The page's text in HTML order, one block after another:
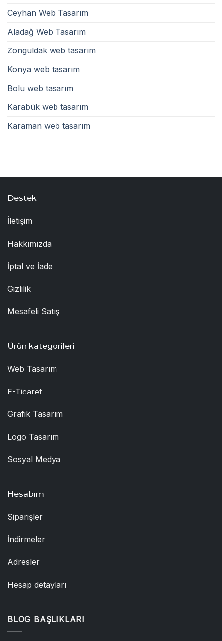
Ceyhan Web Tasarım
Aladağ Web Tasarım
Zonguldak web tasarım
Konya web tasarım
Bolu web tasarım
Karabük web tasarım
Karaman web tasarım
Destek
İletişim
Hakkımızda
İptal ve İade
Gizlilik
Mesafeli Satış
Ürün kategorileri
Web Tasarım
E-Ticaret
Grafik Tasarım
Logo Tasarım
Sosyal Medya
Hesabım
Siparişler
İndirmeler
Adresler
Hesap detayları
BLOG BAŞLIKLARI